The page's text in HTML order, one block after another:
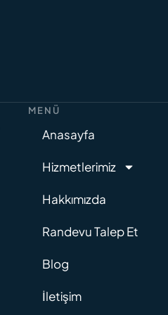
MENÜ
Anasayfa
Hizmetlerimiz
Hakkımızda
Randevu Talep Et
Blog
İletişim